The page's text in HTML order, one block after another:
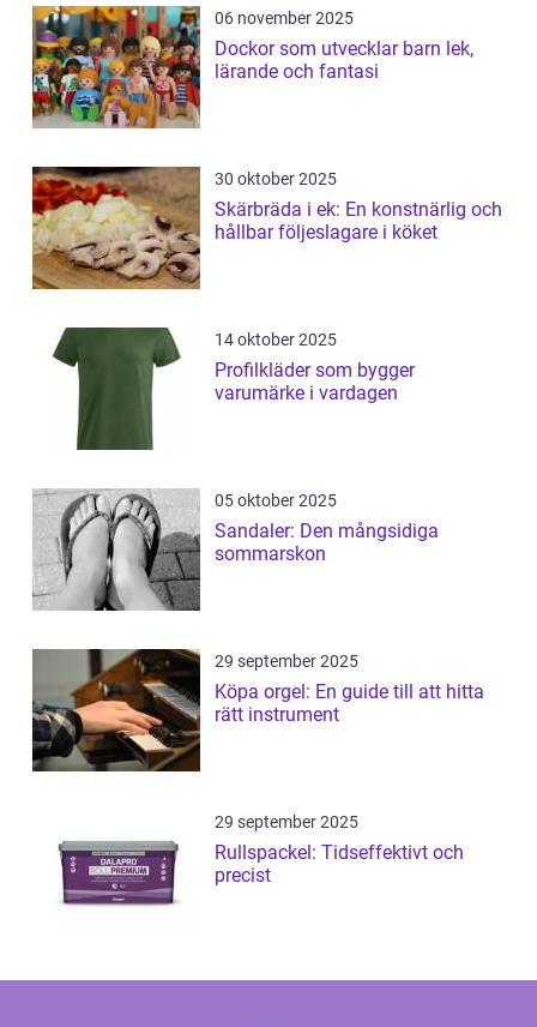
06 november 2025
Dockor som utvecklar barn lek,
lärande och fantasi
30 oktober 2025
Skärbräda i ek: En konstnärlig och
hållbar följeslagare i köket
14 oktober 2025
Profilkläder som bygger
varumärke i vardagen
05 oktober 2025
Sandaler: Den mångsidiga
sommarskon
29 september 2025
Köpa orgel: En guide till att hitta
rätt instrument
29 september 2025
Rullspackel: Tidseffektivt och
precist